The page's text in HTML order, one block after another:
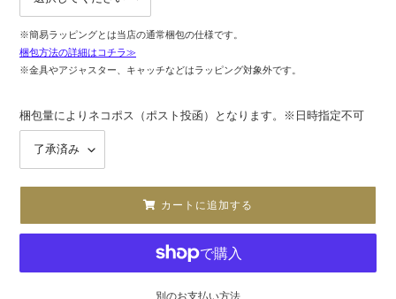
※簡易ラッピングとは当店の通常梱包の仕様です。
梱包方法の詳細はコチラ≫
※金具やアジャスター、キャッチなどはラッピング対象外です。
梱包量によりネコポス（ポスト投函）となります。※日時指定不可
カートに追加する
別のお支払い方法